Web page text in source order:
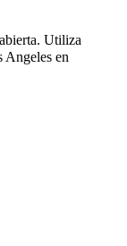
Utiliza
Angeles en